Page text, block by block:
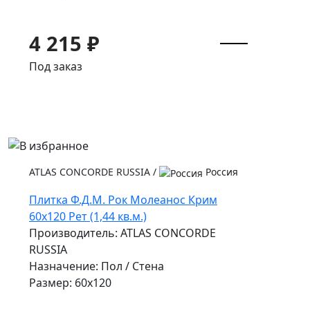
4 215 ₽
Под заказ
ATLAS CONCORDE RUSSIA / Россия
Плитка Ф.Д.М. Pок Молеанос Крим
60x120 Рет (1,44 кв.м.)
Производитель: ATLAS CONCORDE
RUSSIA
Назначение: Пол / Стена
Размер: 60x120